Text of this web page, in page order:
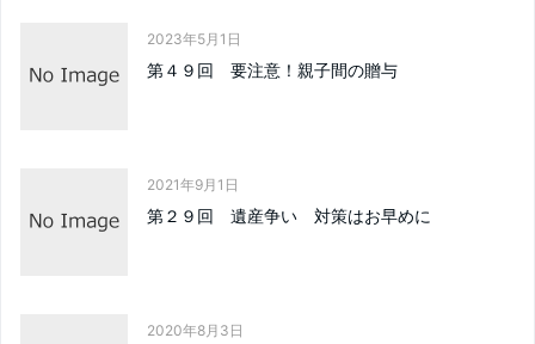
2023年5月1日
第４９回 要注意！親子間の贈与
2021年9月1日
第２９回 遺産争い 対策はお早めに
2020年8月3日